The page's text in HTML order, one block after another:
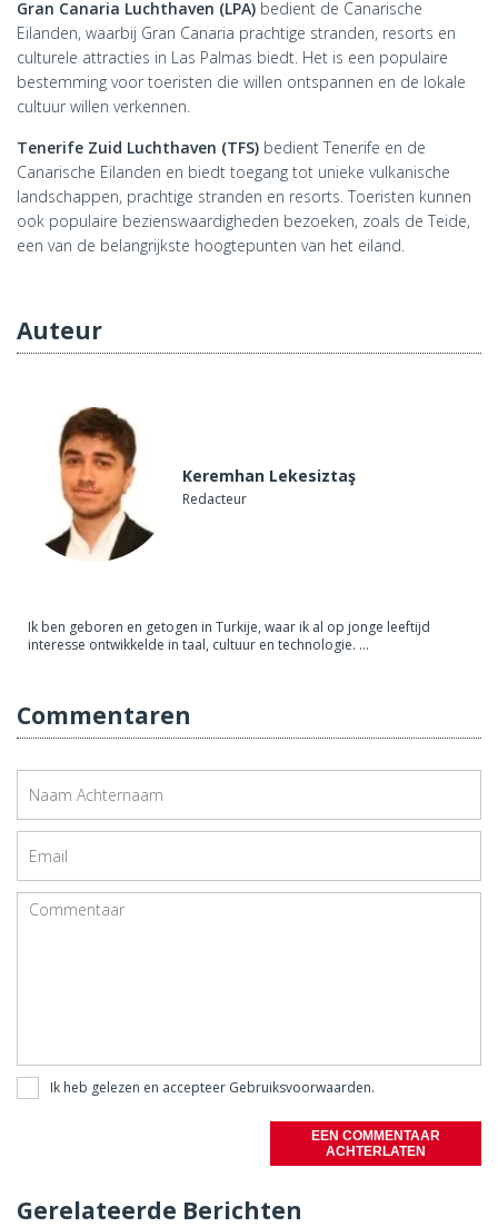
Gran Canaria Luchthaven (LPA) bedient de Canarische
Eilanden, waarbij Gran Canaria prachtige stranden, resorts en
culturele attracties in Las Palmas biedt. Het is een populaire
bestemming voor toeristen die willen ontspannen en de lokale
cultuur willen verkennen.
Tenerife Zuid Luchthaven (TFS) bedient Tenerife en de
Canarische Eilanden en biedt toegang tot unieke vulkanische
landschappen, prachtige stranden en resorts. Toeristen kunnen
ook populaire bezienswaardigheden bezoeken, zoals de Teide,
een van de belangrijkste hoogtepunten van het eiland.
Auteur
Keremhan Lekesiztaş
Redacteur
Ik ben geboren en getogen in Turkije, waar ik al op jonge leeftijd
interesse ontwikkelde in taal, cultuur en technologie. ...
Commentaren
Ik heb gelezen en accepteer Gebruiksvoorwaarden.
EEN COMMENTAAR
ACHTERLATEN
Gerelateerde Berichten